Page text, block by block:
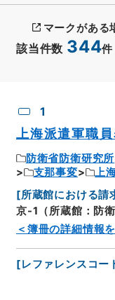
該当件数 344件
マークがある
1
上海派遣軍職
防衛省防衛研究所
支那事変
上
[所蔵館における請
京-1（所蔵館：防
＜簿冊の詳細情報
[レファレンスコー